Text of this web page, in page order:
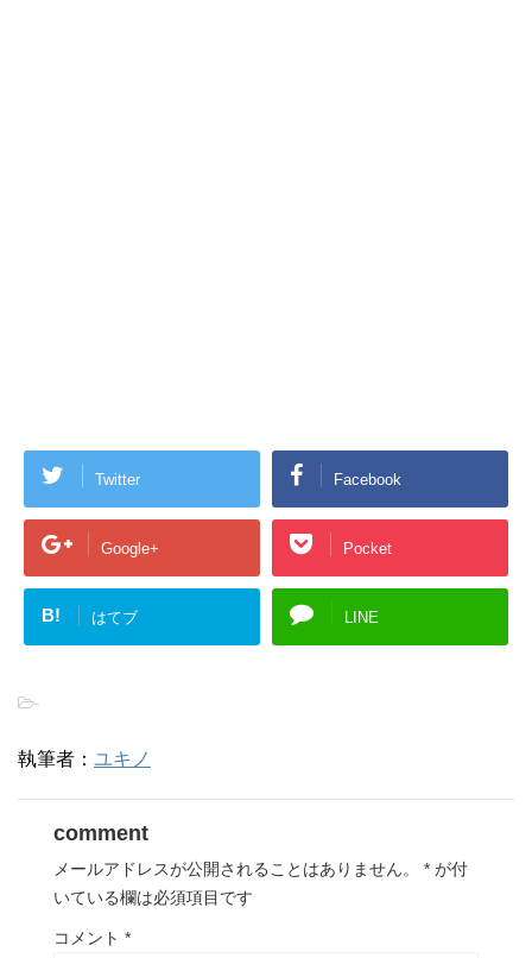
Twitter Facebook
Google+ Pocket
B! はてブ LINE
-
執筆者： ユキノ
comment
メールアドレスが公開されることはありません。 * が付
いている欄は必須項目です
コメント *